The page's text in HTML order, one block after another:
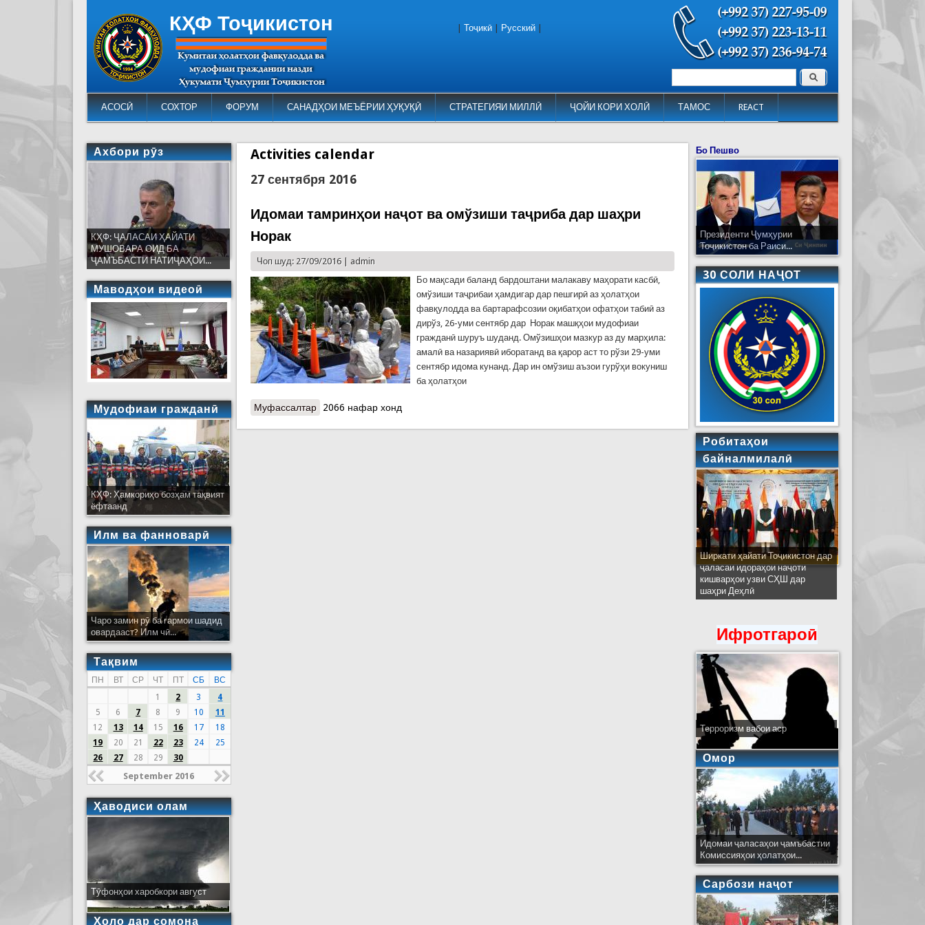
КҲФ Тоҷикистон
АСОСӢ СОХТОР ФОРУМ САНАДҲОИ МЕЪЁРИИ ҲУҚУҚӢ СТРАТЕГИЯИ МИЛЛӢ ҶОЙИ КОРИ ХОЛӢ ТАМОС REACT
Форма поиска Поиск
Тоҷикӣ Русский
Activities calendar
27 сентября 2016
Идомаи тамринҳои наҷот ва омўзиши таҷриба дар шаҳри
Норак
Чоп шуд: 27/09/2016 | admin
Бо мақсади баланд бардоштани малакаву маҳорати касбӣ,
омўзиши таҷрибаи ҳамдигар дар пешгирӣ аз ҳолатҳои
фавқулодда ва бартарафсозии оқибатҳои офатҳои табиӣ аз
дирўз, 26-уми сентябр дар Норак машқҳои мудофиаи
гражданӣ шуруъ шуданд. Омўзишҳои мазкур аз ду марҳила:
амалӣ ва назариявӣ иборатанд ва қарор аст то рўзи 29-уми
сентябр идома кунанд. Дар ин омўзиш аъзои гурўҳи вокуниш
ба ҳолатҳои
Муфассалтар о Идомаи тамринҳои наҷот ва омўзиши таҷриба дар шаҳри Норак
2066 нафар хонд
Ахбори рӯз
КҲФ: ҶАЛАСАИ ҲАЙАТИ
МУШОВАРА ОИД БА
ҶАМЪБАСТИ НАТИҶАҲОИ...
Маводҳои видеоӣ
Мудофиаи гражданӣ
КҲФ: Ҳамкориҳо бозҳам тақвият
ёфтаанд
Илм ва фанноварӣ
Чаро замин рӯ ба гармои шадид
овардааст? Илм чӣ...
Тақвим
ПН ВТ СР ЧТ ПТ СБ
ВС
1
2 3
4
5
6 7 8 9 10
11
12
13 14 15 16 17
18
19
20 21 22 23 24
25
26
27 28 29 30
September 2016
Ҳаводиси олам
Тӯфонҳои харобкори август
Ҳоло дар сомона
Бо Пешво
Президенти Ҷумҳурии
Тоҷикистон ба Раиси...
30 СОЛИ НАҶОТ
Робитаҳои
байналмилалӣ
Ширкати ҳайати Тоҷикистон дар
ҷаласаи идораҳои наҷоти
кишварҳои узви СҲШ дар
шаҳри Деҳлӣ
Ифротгароӣ
Терроризм вабои аср
Омор
Идомаи ҷаласаҳои ҷамъбастии
Комиссияҳои ҳолатҳои...
Сарбози наҷот